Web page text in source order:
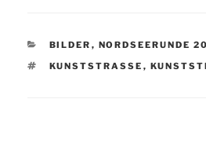
KATEGORIEN
BILDER , NORDSEERUNDE
SCHLAGWÖRTER
KUNSTSTRASSE ,